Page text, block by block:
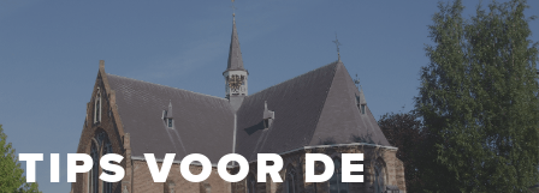
TIPS VOOR DE